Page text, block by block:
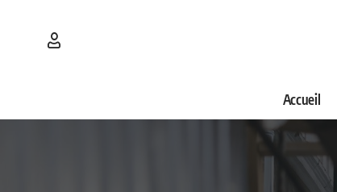
Accueil